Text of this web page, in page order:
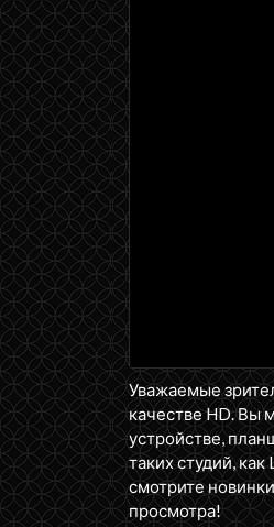
Уважаемые
качестве HD. Вы
устройстве,
таких студий,
смотрите
просмотра!